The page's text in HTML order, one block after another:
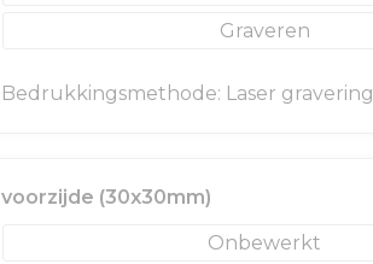
Graveren
Bedrukkingsmethode: Laser gravering
voorzijde (30x30mm)
Onbewerkt